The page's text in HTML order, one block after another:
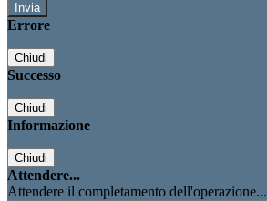
Errore
Chiudi
Successo
Chiudi
Informazione
Chiudi
Attendere...
Attendere il completamento dell'operazione...